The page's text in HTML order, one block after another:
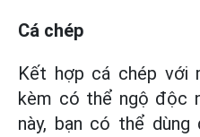
Cá chép
Kết hợp cá chép với
kèm có thể ngộ độc
này, bạn có thể